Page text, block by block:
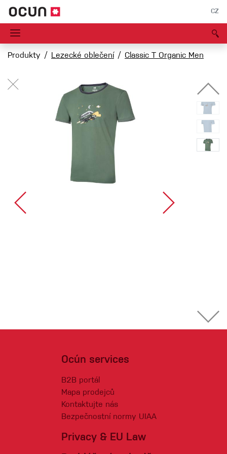
CZ
Produkty Lezecké oblečení Classic T Organic Men
Ocún services
B2B portál
Mapa prodejců
Kontaktujte nás
Bezpečnostní normy UIAA
Privacy & EU Law